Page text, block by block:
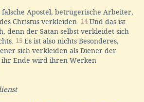
falsche Apostel, betrügerische Arbeiter,
Christus verkleiden. 14Und das ist
denn der Satan selbst verkleidet sich
15 Es ist also nichts Besonderes,
sich verkleiden als Diener der
ihr Ende wird ihren Werken